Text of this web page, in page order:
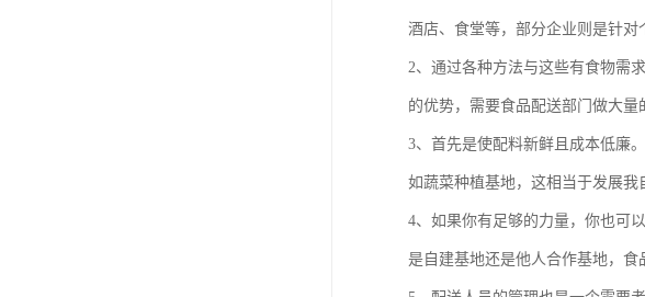
酒店、食堂等，部分企业则是针对
2、通过各种方法与这些有食物需
的优势，需要食品配送部门做大量
3、首先是使配料新鲜且成本低廉
如蔬菜种植基地，这相当于发展我
4、如果你有足够的力量，你也可
是自建基地还是他人合作基地，食